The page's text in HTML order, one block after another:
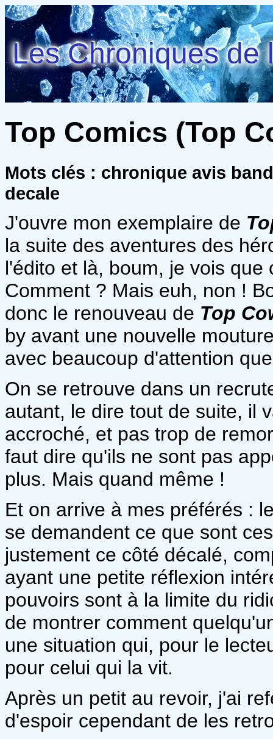
Les Chroniques de
Top Comics (Top
Mots clés : chronique avis
decale
J'ouvre mon exemplaire de
la suite des aventures des
l'édito et là, boum, je vois
Comment ? Mais euh, non !
donc le renouveau de Top
by avant une nouvelle
avec beaucoup d'attention
On se retrouve dans un
autant, le dire tout de suite, il
accroché, et pas trop de
faut dire qu'ils ne sont pas
plus. Mais quand même !
Et on arrive à mes préférés :
se demandent ce que sont
justement ce côté décalé,
ayant une petite réflexion
pouvoirs sont à la limite du
de montrer comment
une situation qui, pour le
pour celui qui la vit.
Après un petit au revoir, j'ai
d'espoir cependant de les